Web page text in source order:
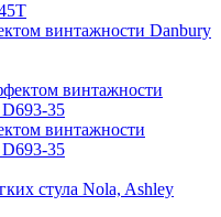
винтажности Danbury
винтажности
35